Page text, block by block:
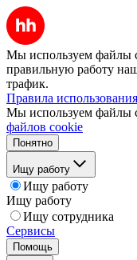
Мы используем файлы
правильную работу
трафик.
Правила
Мы используем файлы
файлов cookie
Понятно
Ищу работу
Ищу работу
Ищу работу
Ищу сотрудника
Сервисы
Помощь